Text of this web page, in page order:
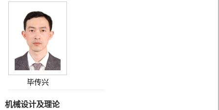
毕传兴
机械设计及理论